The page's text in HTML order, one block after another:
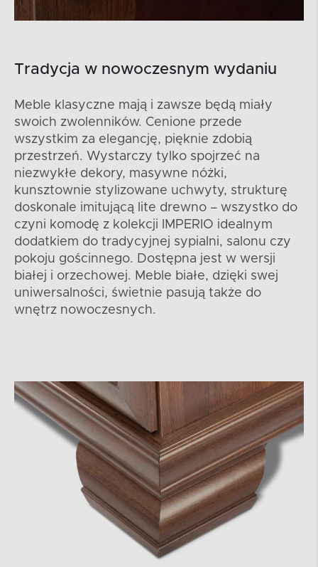
Tradycja w nowoczesnym wydaniu
Meble klasyczne mają i zawsze będą miały
swoich zwolenników. Cenione przede
wszystkim za elegancję, pięknie zdobią
przestrzeń. Wystarczy tylko spojrzeć na
niezwykłe dekory, masywne nóżki,
kunsztownie stylizowane uchwyty, strukturę
doskonale imitującą lite drewno – wszystko do
czyni komodę z kolekcji IMPERIO idealnym
dodatkiem do tradycyjnej sypialni, salonu czy
pokoju gościnnego. Dostępna jest w wersji
białej i orzechowej. Meble białe, dzięki swej
uniwersalności, świetnie pasują także do
wnętrz nowoczesnych.